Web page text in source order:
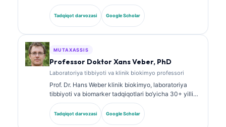
ega, kengash tomonidan tasdiqlangan klinik patolog.
U klinik biokimyo bo‘yicha ixtisoslashtirilgan
sertifikatlarga ega va klinik amaliyotda biomarker
Tadqiqot darvozasi Google Scholar
MUTAXASSIS
Professor Doktor Xans Veber, PhD
Laboratoriya tibbiyoti va klinik biokimyo professori
Prof. Dr. Hans Weber klinik biokimyo, laboratoriya
tibbiyoti va biomarker tadqiqotlari bo‘yicha 30+ yillik
tajribaga ega. Germaniya Klinik biokimyo jamiyatining
sobiq prezidenti bo‘lib, u diagnostik panellar tahlili,
biomarkerlarni standartlashtirish va AI yordamidagi
Tadqiqot darvozasi Google Scholar